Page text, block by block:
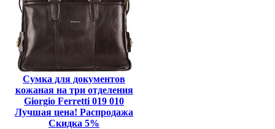
Сумка для документов
кожаная на три отделения
Giorgio Ferretti 019 010
Лучшая цена! Распродажа
Скидка 5%